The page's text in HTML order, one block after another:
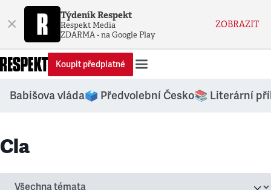
× Týdeník Respekt
Respekt Media
ZDARMA - na Google Play
ZOBRAZIT
Koupit předplatné
Babišova vláda🗳️ Předvolební Česko📚 Literární
Cla